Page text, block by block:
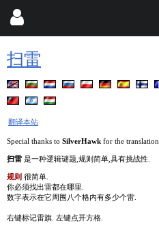
扫雷
翻译本站
Special thanks to SilverHawk for the translation
扫雷 是一种逻辑谜题,规则简单,具有挑战性.
规则 很简单.
你必须找出雷都在哪里.
数字表示在它周围八个格内有多少个雷.
右键标记雷旗. 左键点开方格.